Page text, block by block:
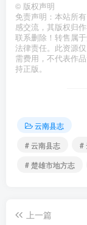
© 版权声明
免责声明：本站所
感交流，其版权归
联系删除！转售属
法律责任。此资源
需费用，不代表作
持正版。
云南县志
# 云南县志
#
# 楚雄市地方志
上一篇